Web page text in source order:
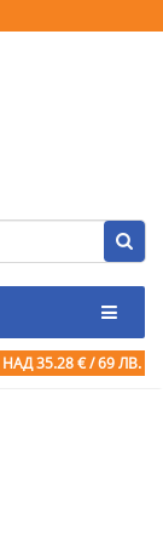
НАД 35.28 € / 69 ЛВ.